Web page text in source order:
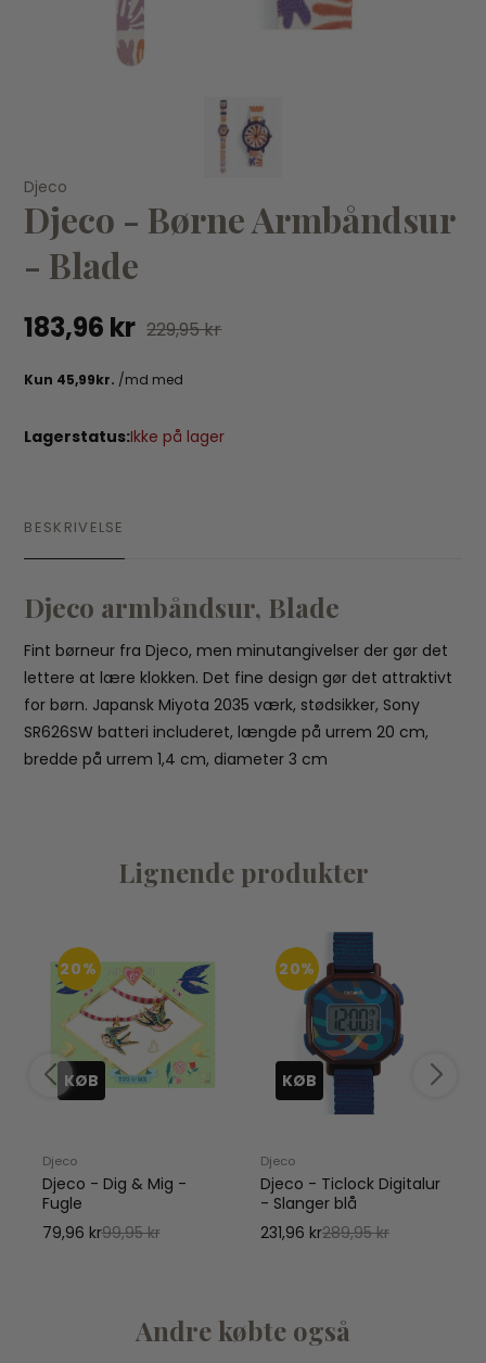
Djeco
Djeco - Børne Armbåndsur Pirat
183,96 kr
229,95 kr
Djeco
Djeco - Børne Armbåndsur
- Blade
183,96 kr 229,95 kr
Lagerstatus:Ikke på lager
BESKRIVELSE
Djeco armbåndsur, Blade
Fint børneur fra Djeco, men minutangivelser der gør det
lettere at lære klokken. Det fine design gør det attraktivt
for børn. Japansk Miyota 2035 værk, stødsikker, Sony
SR626SW batteri includeret, længde på urrem 20 cm,
bredde på urrem 1,4 cm, diameter 3 cm
Lignende produkter
20%
KØB
Djeco
Djeco - Dig & Mig -
Fugle
79,96 kr99,95 kr
20%
KØB
Djeco
Djeco - Ticlock Digitalur
- Slanger blå
231,96 kr289,95 kr
Andre købte også